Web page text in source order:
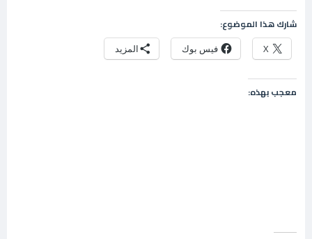
شارك هذا الموضوع:
X فيس بوك المزيد
معجب بهذه: